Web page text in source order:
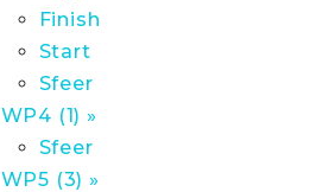
Finish
Start
Sfeer
WP4 (1) »
Sfeer
WP5 (3) »